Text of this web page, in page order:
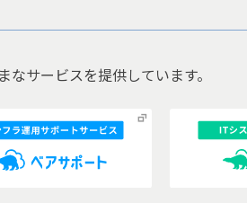
なサービスを提供しています。